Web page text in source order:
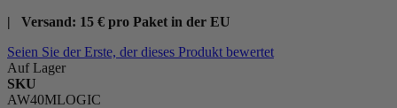
| Versand: 15 € pro Paket in der EU
Seien Sie der Erste, der dieses Produkt bewertet
Auf Lager
SKU
AW40MLOGIC